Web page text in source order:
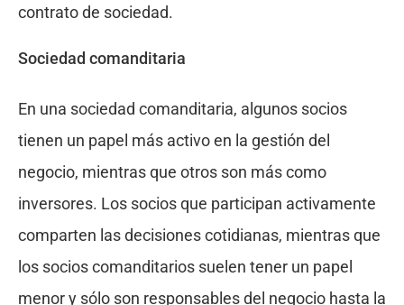
contrato de sociedad.
Sociedad comanditaria
En una sociedad comanditaria, algunos socios
tienen un papel más activo en la gestión del
negocio, mientras que otros son más como
inversores. Los socios que participan activamente
comparten las decisiones cotidianas, mientras que
los socios comanditarios suelen tener un papel
menor y sólo son responsables del negocio hasta la